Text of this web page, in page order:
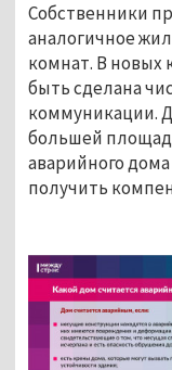
Собственники
аналогичное
комнат. В новых
быть сделана
коммуникации.
большей
аварийного
получить